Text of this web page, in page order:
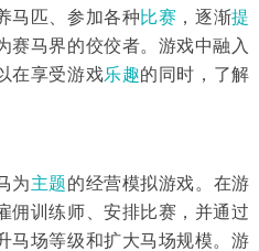
马匹、参加各种比赛 ，逐渐提
赛马界的佼佼者。游戏中融入
在享受游戏乐趣的同时，了解
为主题的经营模拟游戏。在游
佣训练师、安排比赛，并通过
马场等级和扩大马场规模。游